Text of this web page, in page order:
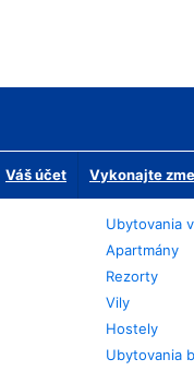
Váš účet Vykonajte
Ubytovania
Apartmány
Rezorty
Vily
Hostely
Ubytovania